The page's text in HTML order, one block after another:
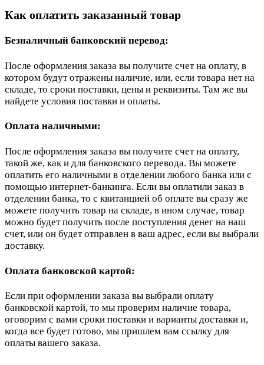
Как оплатить заказанный товар
Безналичный банковский перевод:
После оформления заказа вы получите счет на оплату, в
котором будут отражены наличие, или, если товара нет на
складе, то сроки поставки, цены и реквизиты. Там же вы
найдете условия поставки и оплаты.
Оплата наличными:
После оформления заказа вы получите счет на оплату,
такой же, как и для банковского перевода. Вы можете
оплатить его наличными в отделении любого банка или с
помощью интернет-банкинга. Если вы оплатили заказ в
отделении банка, то с квитанцией об оплате вы сразу же
можете получить товар на складе, в ином случае, товар
можно будет получить после поступления денег на наш
счет, или он будет отправлен в ваш адрес, если вы выбрали
доставку.
Оплата банковской картой:
Если при оформлении заказа вы выбрали оплату
банковской картой, то мы проверим наличие товара,
оговорим с вами сроки поставки и варианты доставки и,
когда все будет готово, мы пришлем вам ссылку для
оплаты вашего заказа.